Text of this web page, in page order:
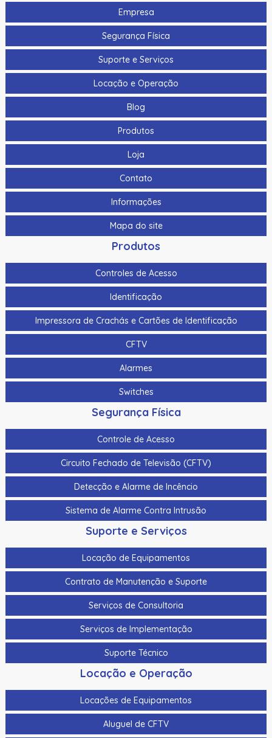
Empresa
Segurança Física
Suporte e Serviços
Locação e Operação
Blog
Produtos
Loja
Contato
Informações
Mapa do site
Produtos
Controles de Acesso
Identificação
Impressora de Crachás e Cartões de Identificação
CFTV
Alarmes
Switches
Segurança Física
Controle de Acesso
Circuito Fechado de Televisão (CFTV)
Detecção e Alarme de Incêncio
Sistema de Alarme Contra Intrusão
Suporte e Serviços
Locação de Equipamentos
Contrato de Manutenção e Suporte
Serviços de Consultoria
Serviços de Implementação
Suporte Técnico
Locação e Operação
Locações de Equipamentos
Aluguel de CFTV